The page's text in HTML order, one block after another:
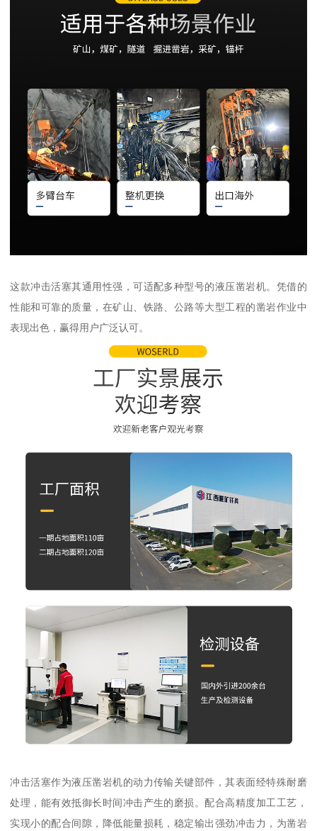
这款冲击活塞其通用性强，可适配多种型号的液压凿岩机。凭借的
性能和可靠的质量，在矿山、铁路、公路等大型工程的凿岩作业中
表现出色，赢得用户广泛认可。
冲击活塞作为液压凿岩机的动力传输关键部件，其表面经特殊耐磨
处理，能有效抵御长时间冲击产生的磨损。配合高精度加工工艺，
实现小的配合间隙，降低能量损耗，稳定输出强劲冲击力，为凿岩